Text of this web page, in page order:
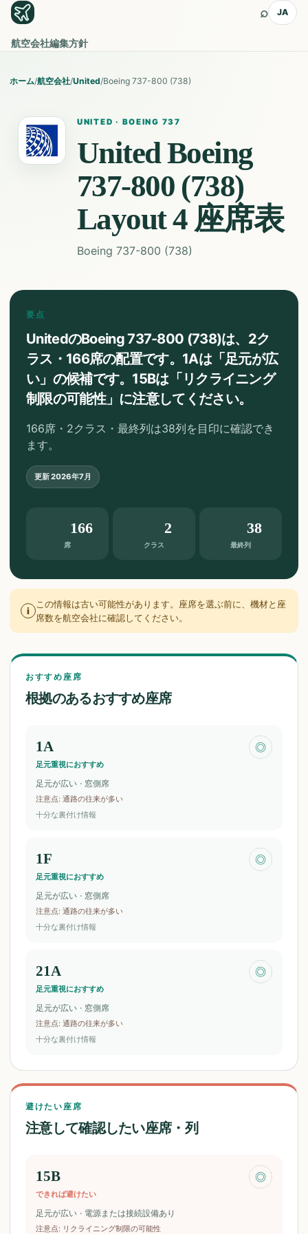
航空会社編集方針
⌕ JA
ホーム/航空会社/United/Boeing 737-800 (738)
UNITED · BOEING 737
UnitedBoeing
737-800 (738)
Layout 4 座席表
Boeing 737-800 (738)
要点
UnitedのBoeing 737-800 (738)は、2ク
ラス・166席の配置です。1Aは「足元が広
い」の候補です。15Bは「リクライニング
制限の可能性」に注意してください。
166席・2クラス・最終列は38列を目印に確認でき
ます。
更新2026年7月
席
166
クラス
2
最終列
38
i
この情報は古い可能性があります。座席を選ぶ前に、機材と座
席数を航空会社に確認してください。
おすすめ座席
根拠のあるおすすめ座席
1A
足元重視におすすめ
◎
足元が広い · 窓側席
注意点: 通路の往来が多い
十分な裏付け情報
1F
足元重視におすすめ
◎
足元が広い · 窓側席
注意点: 通路の往来が多い
十分な裏付け情報
21A
足元重視におすすめ
◎
足元が広い · 窓側席
注意点: 通路の往来が多い
十分な裏付け情報
避けたい座席
注意して確認したい座席・列
15B
できれば避けたい
◎
足元が広い · 電源または接続設備あり
注意点: リクライニング制限の可能性